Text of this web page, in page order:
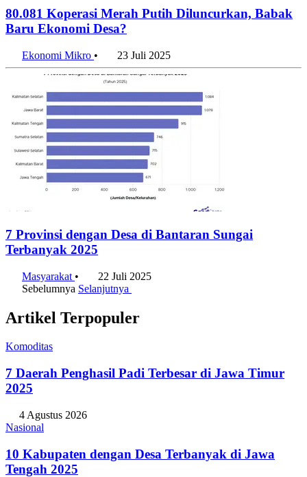
80.081 Koperasi Merah Putih Diluncurkan, Babak
Baru Ekonomi Desa?
Ekonomi Mikro • 23 Juli 2025
7 Provinsi dengan Desa di Bantaran Sungai
Terbanyak 2025
Masyarakat •
22 Juli 2025
Sebelumnya Selanjutnya
Artikel Terpopuler
Komoditas
7 Daerah Penghasil Padi Terbesar di Jawa Timur
2025
4 Agustus 2026
Nasional
10 Kabupaten dengan Desa Terbanyak di Jawa
Tengah 2025